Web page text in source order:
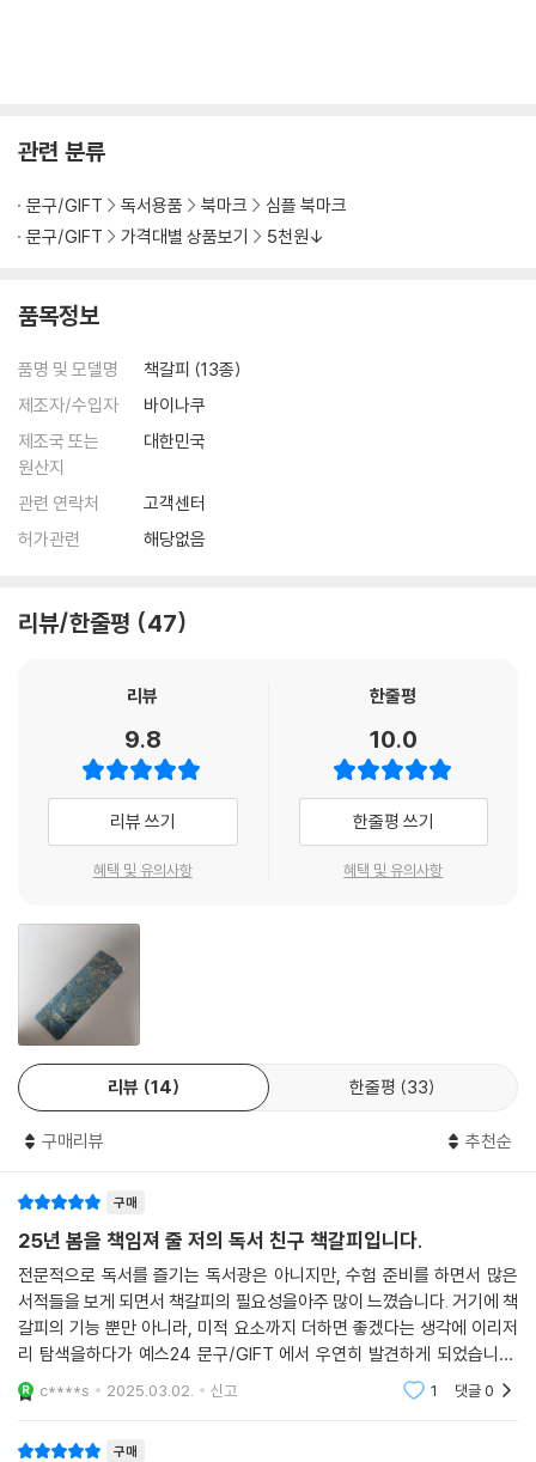
관련 분류
문구/GIFT 독서용품 북마크
심플 북마크
문구/GIFT
가격대별 상품보기 5천원↓
품목정보
품명 및 모델명
책갈피 (13종)
제조자/수입자
바이나쿠
제조국 또는
원산지
대한민국
관련 연락처
고객센터
허가관련
해당없음
리뷰/한줄평 47
리뷰
9.8
리뷰 쓰기
혜택 및 유의사항
한줄평
10.0
한줄평 쓰기
혜택 및 유의사항
리뷰 14 한줄평 33
구매리뷰 추천순
구매
25년 봄을 책임져 줄 저의 독서 친구 책갈피입니다.
전문적으로 독서를 즐기는 독서광은 아니지만, 수험 준비를 하면서 많은
서적들을 보게 되면서 책갈피의 필요성을아주 많이 느꼈습니다. 거기에 책
갈피의 기능 뿐만 아니라, 미적 요소까지 더하면 좋겠다는 생각에 이리저
리 탐색을하다가 예스24 문구/GIFT 에서 우연히 발견하게 되었습니다.
세상에는 엄청나게 다양하고, 많은 종류의 책갈피가 존재하겠지만, 자기
마음에 드는 것은 그리
c****s 2025.03.02. 신고 1 댓글0
구매